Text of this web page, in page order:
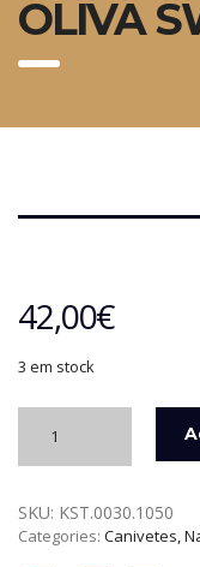
OLIVA
42,00€
3 em stock
CANIVETE
ABERT.
1
SKU: KST.0030.1050
Categories: Canivetes,